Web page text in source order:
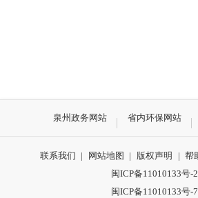
泉州政务网站 省内环保网站
联系我们 | 网站地图 | 版权声明 | 帮
闽ICP备11010133号-2
闽ICP备11010133号-7